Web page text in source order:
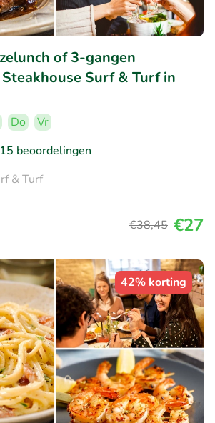
of 3-gangen
Surf & Turf in
Do
Vr
beoordelingen
& Turf
€38,45 €27
42% korting